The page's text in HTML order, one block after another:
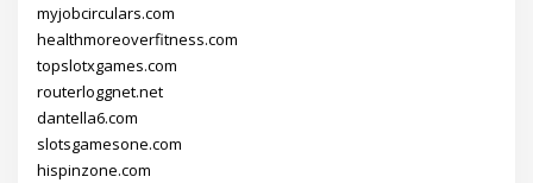
myjobcirculars.com
healthmoreoverfitness.com
topslotxgames.com
routerloggnet.net
dantella6.com
slotsgamesone.com
hispinzone.com